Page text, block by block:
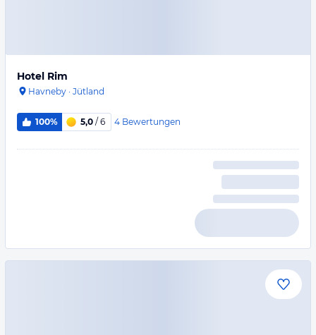
Hotel Rim
Havneby · Jütland
100% 5,0 / 6 4 Bewertungen